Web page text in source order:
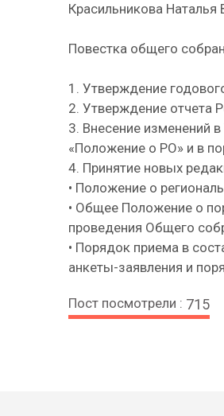
Красильникова
Повестка общего
1. Утверждение
2. Утверждение отчета
3. Внесение изменений
«Положение о РО» и в
4. Принятие новых
• Положение о
• Общее Положение о
проведения Общего
• Порядок приема в
анкеты-заявления и
Пост посмотрели : 715